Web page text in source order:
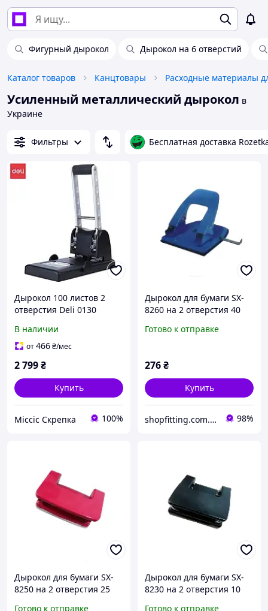
Фигурный дырокол Дырокол на 6 отверстий
Каталог товаров Канцтовары Расходные материалы
Усиленный металлический дырокол в
Украине
Фильтры Бесплатная доставка
Дырокол 100 листов 2
отверстия Deli 0130
металлический с
линейкой
В наличии
от466₴/мес
2 799₴
Купить
Міссіс Скрепка 100%
Дырокол для бумаги SX-
8260 на 2 отверстия 40
Готово к отправке
276₴
Купить
shopfitting.com.ua 98%
Дырокол для бумаги SX-
8250 на 2 отверстия 25
Готово к отправке
Дырокол для бумаги SX-
8230 на 2 отверстия 10
Готово к отправке